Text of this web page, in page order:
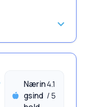
Nærin
gsind
4.1
/ 5